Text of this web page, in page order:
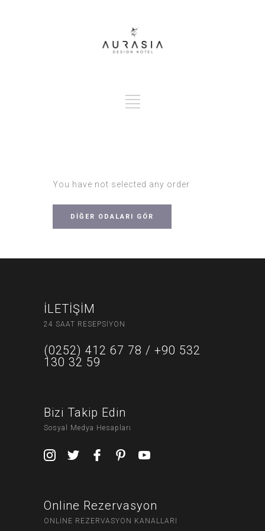
You have not selected any order
DİĞER ODALARI GÖR
İLETİŞİM
24 SAAT RESEPSİYON
(0252) 412 67 78 / +90 532
130 32 59
Bizi Takip Edin
Sosyal Medya Hesapları
Online Rezervasyon
ONLİNE REZERVASYON KANALLARI